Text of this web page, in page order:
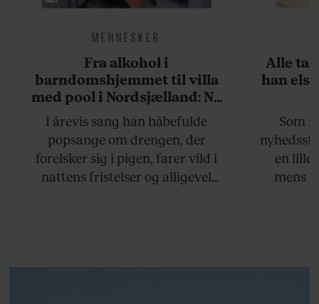
MENNESKER
Fra alkohol i
barndomshjemmet til villa
med pool i Nordsjælland: Nu
skal du høre sandheden om
Rasmus Seebach
I årevis sang han håbefulde
popsange om drengen, der
forelsker sig i pigen, farer vild i
nattens fristelser og alligevel
Alle
han
Som
en lille
mens